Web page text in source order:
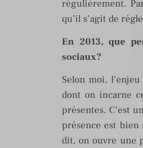
régulièrement.
qu’il s’agit de
En 2013, que
sociaux?
Selon moi,
dont on incarne
présentes. C’est
présence est
dit, on ouvre une